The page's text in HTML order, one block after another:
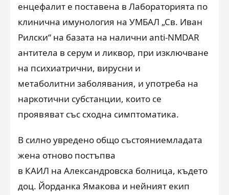
енцефалит е поставена в Лабораторията по
клинична имунология на УМБАЛ „Св. Иван
Рилски“ на базата на налични anti-NMDAR
антитела в серум и ликвор, при изключване
на психиатрични, вирусни и
метаболитни заболявания, и употреба на
наркотични субстанции, които се
проявяват със сходна симптоматика.
В силно увредено общо състояниемладата
жена отново постъпва
в КАИЛ на Александровска болница, където
доц. Йорданка Ямакова и нейният екип